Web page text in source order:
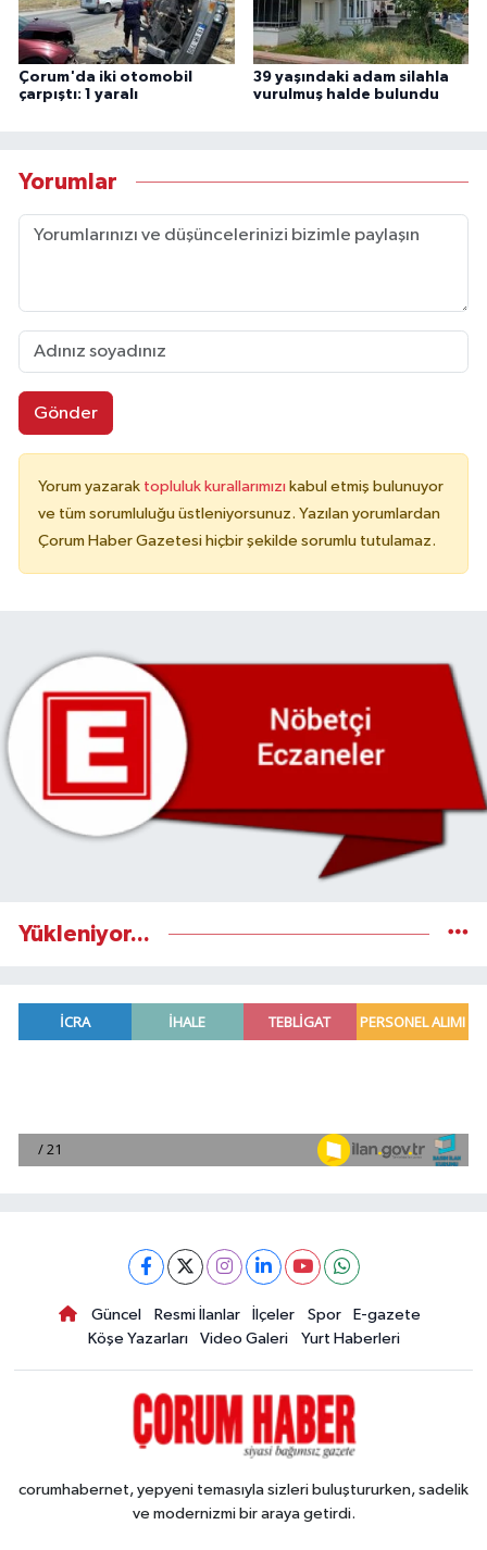
Çorum'da iki otomobil
çarpıştı: 1 yaralı
39 yaşındaki adam silahla
vurulmuş halde bulundu
Yorumlar
Gönder
Yorum yazarak topluluk kurallarımızı kabul etmiş bulunuyor
ve tüm sorumluluğu üstleniyorsunuz. Yazılan yorumlardan
Çorum Haber Gazetesi hiçbir şekilde sorumlu tutulamaz.
Yükleniyor...
Güncel Resmi İlanlar İlçeler Spor
E-gazete
Köşe Yazarları
Video Galeri Yurt Haberleri
corumhabernet, yepyeni temasıyla sizleri buluştururken, sadelik
ve modernizmi bir araya getirdi.